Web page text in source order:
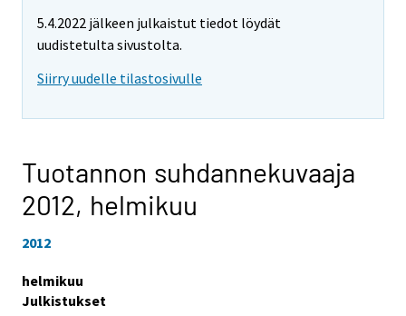
5.4.2022 jälkeen julkaistut tiedot löydät
uudistetulta sivustolta.
Siirry uudelle tilastosivulle
Tuotannon suhdannekuvaaja
2012, helmikuu
2012
helmikuu
Julkistukset